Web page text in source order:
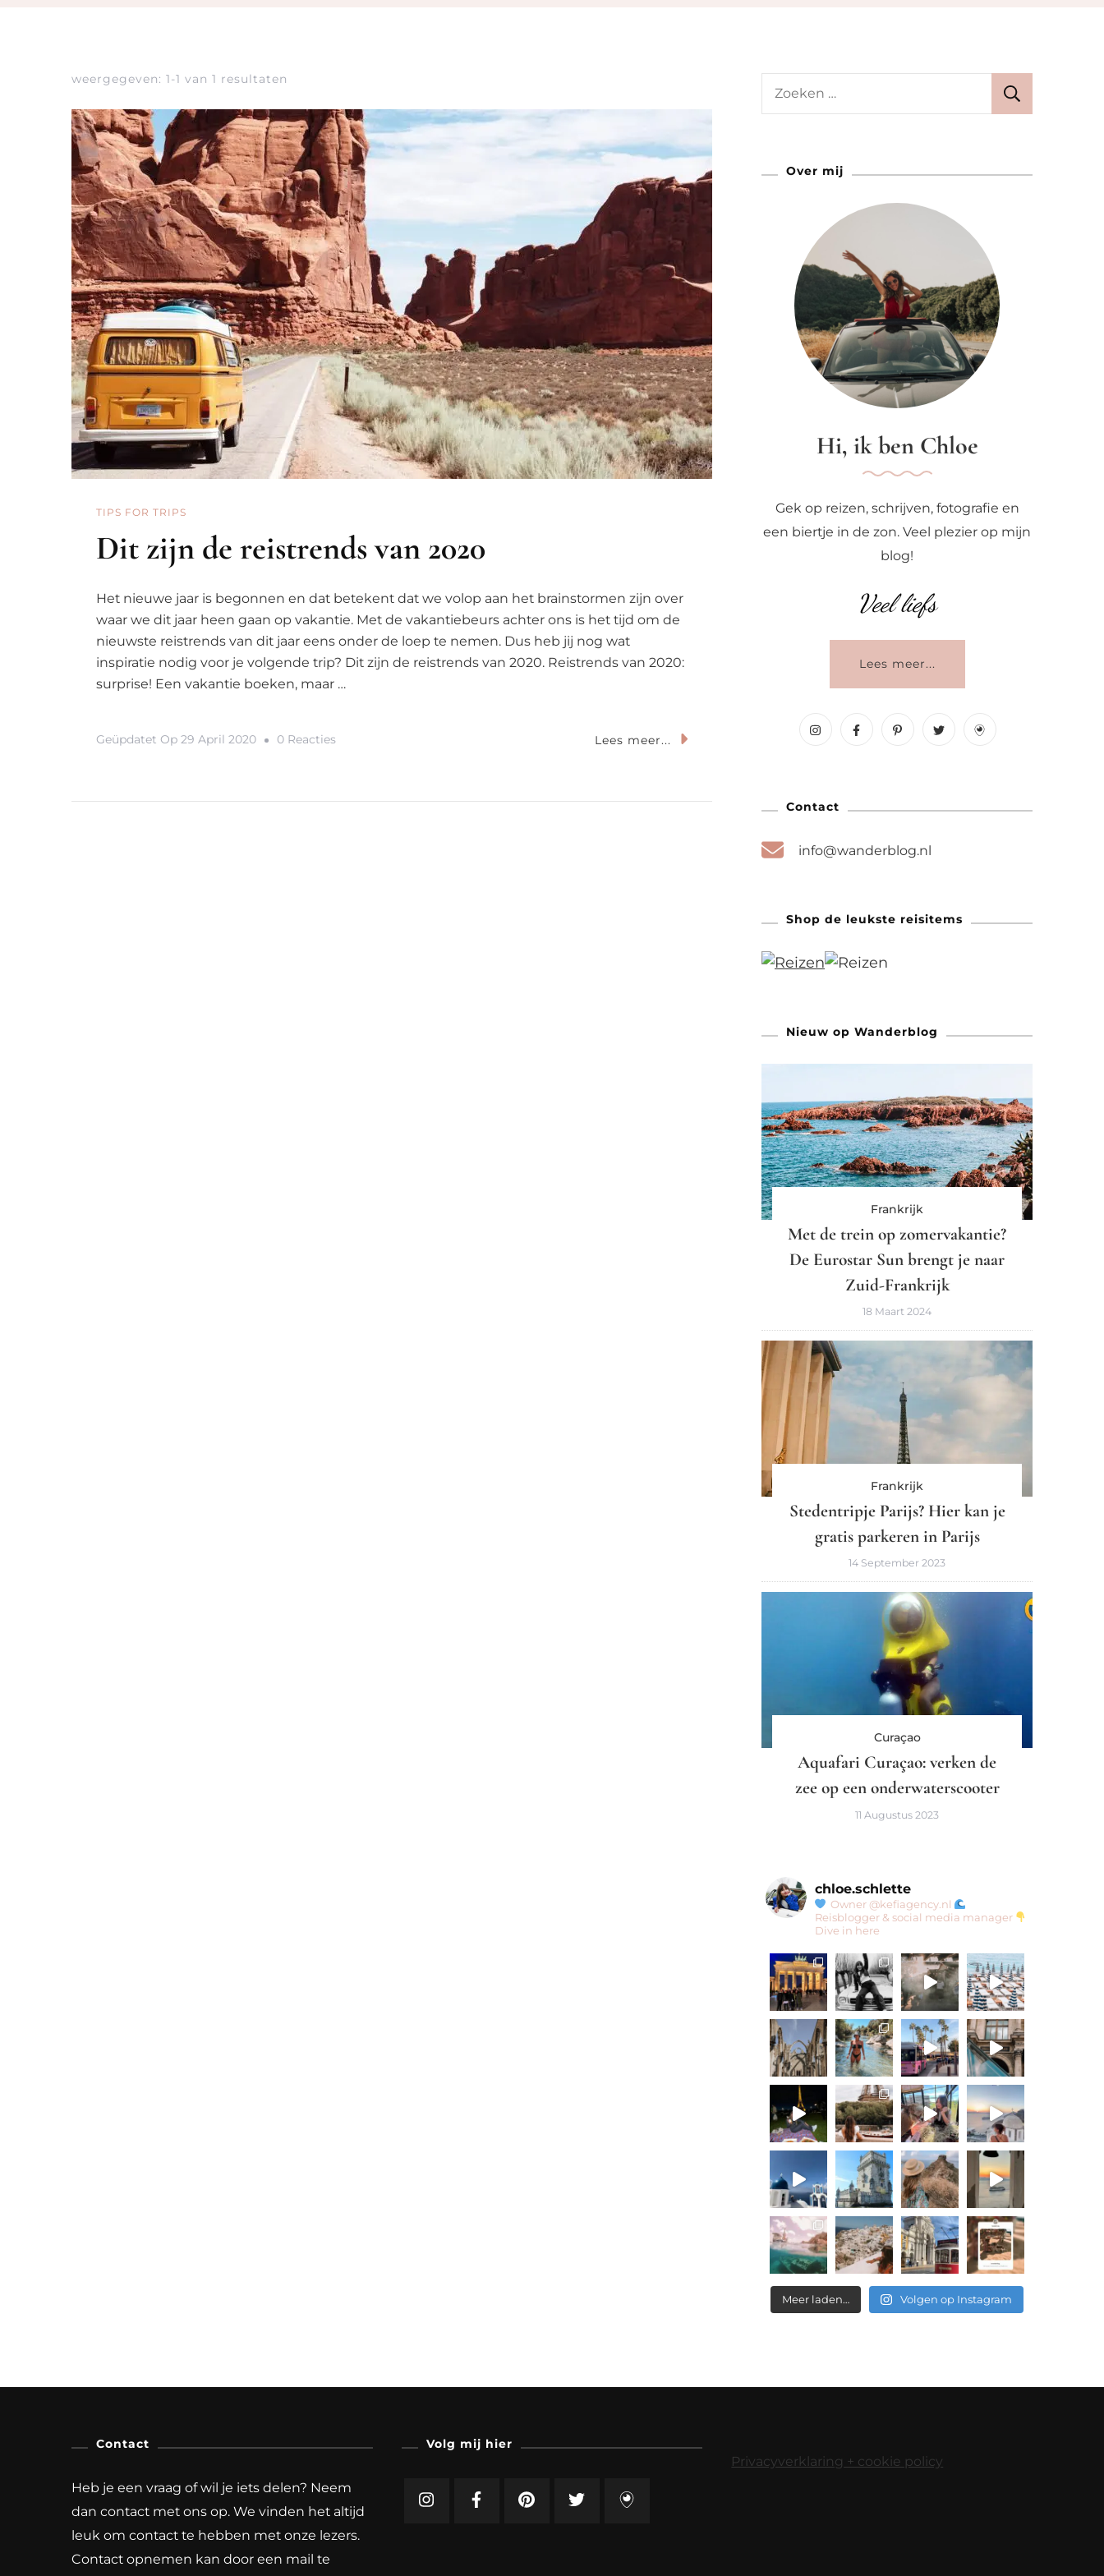
weergegeven: 1-1 van 1 resultaten
TIPS FOR TRIPS
Dit zijn de reistrends van 2020
Het nieuwe jaar is begonnen en dat betekent dat we volop aan het brainstormen zijn over
waar we dit jaar heen gaan op vakantie. Met de vakantiebeurs achter ons is het tijd om de
nieuwste reistrends van dit jaar eens onder de loep te nemen. Dus heb jij nog wat
inspiratie nodig voor je volgende trip? Dit zijn de reistrends van 2020. Reistrends van 2020:
surprise! Een vakantie boeken, maar …
Geüpdatet Op 29 April 2020 0 ReactiesOp
Lees meer...
Zoeken
Over mij
Hi, ik ben Chloe
Gek op reizen, schrijven, fotografie en
een biertje in de zon. Veel plezier op mijn
blog!
Veel liefs
Lees meer...
Contact
info@wanderblog.nl
Shop de leukste reisitems
Nieuw op Wanderblog
Frankrijk
Met de trein op zomervakantie?
De Eurostar Sun brengt je naar
Zuid-Frankrijk
18 Maart 2024
Frankrijk
Stedentripje Parijs? Hier kan je
gratis parkeren in Parijs
14 September 2023
Curaçao
Aquafari Curaçao: verken de
zee op een onderwaterscooter
11 Augustus 2023
chloe.schlette
Owner @kefiagency.nl
Reisblogger & social media manager
Dive in here
Meer laden… Volgen op Instagram
Contact
Heb je een vraag of wil je iets delen? Neem
dan contact met ons op. We vinden het altijd
leuk om contact te hebben met onze lezers.
Contact opnemen kan door een mail te
Volg mij hier
Privacyverklaring + cookie policy